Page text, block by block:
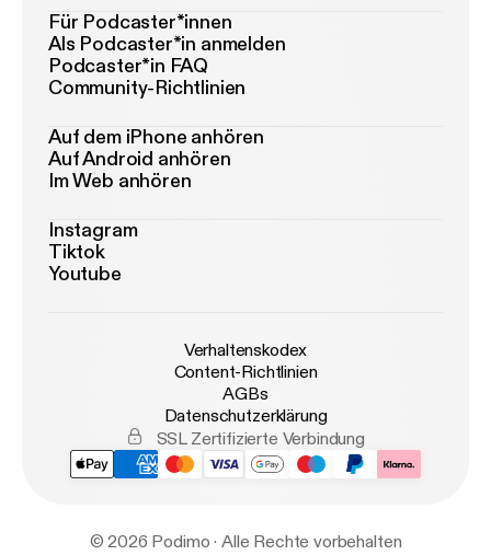
Für Podcaster*innen
Als Podcaster*in anmelden
Podcaster*in FAQ
Community-Richtlinien
Auf dem iPhone anhören
Auf Android anhören
Im Web anhören
Instagram
Tiktok
Youtube
Verhaltenskodex
Content-Richtlinien
AGBs
Datenschutzerklärung
SSL Zertifizierte Verbindung
© 2026 Podimo · Alle Rechte vorbehalten